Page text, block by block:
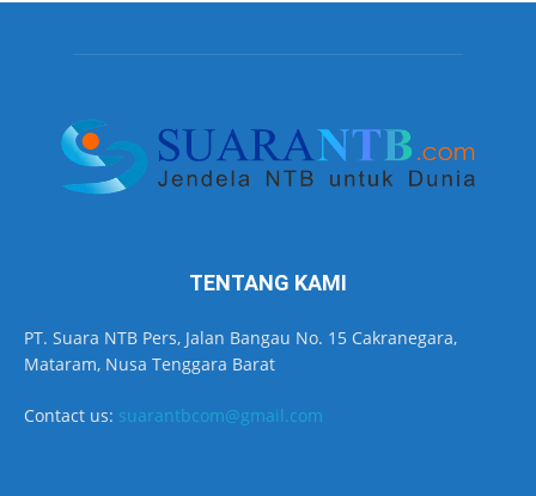
TENTANG KAMI
PT. Suara NTB Pers, Jalan Bangau No. 15 Cakranegara,
Mataram, Nusa Tenggara Barat
Contact us: suarantbcom@gmail.com